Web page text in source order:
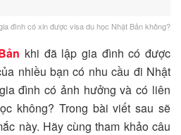
đình có xin được visa du học Nhật Bản không?
khi đã lập gia đình có được
nhiều bạn có nhu cầu đi Nhật
đình có ảnh hưởng và có liên
không? Trong bài viết sau sẽ
này. Hãy cùng tham khảo câu